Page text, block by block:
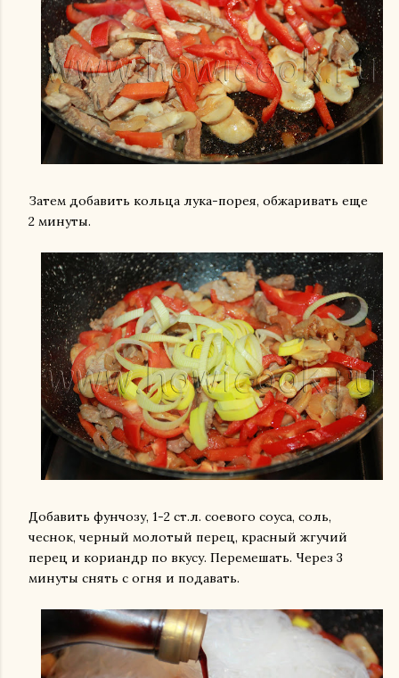
Затем добавить кольца лука-порея, обжаривать еще
2 минуты.
Добавить фунчозу, 1-2 ст.л. соевого соуса, соль,
чеснок, черный молотый перец, красный жгучий
перец и кориандр по вкусу. Перемешать. Через 3
минуты снять с огня и подавать.